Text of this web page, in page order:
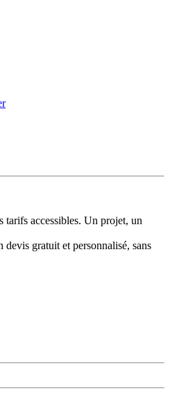
tarifs accessibles. Un projet, un
gratuit et personnalisé, sans